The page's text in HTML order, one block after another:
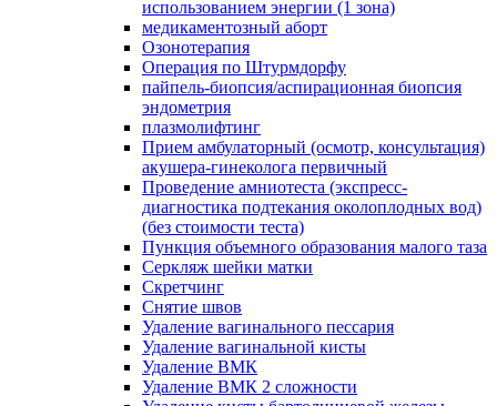
использованием энергии (1 зона)
медикаментозный аборт
Озонотерапия
Операция по Штурмдорфу
пайпель-биопсия/аспирационная биопсия
эндометрия
плазмолифтинг
Прием амбулаторный (осмотр, консультация)
акушера-гинеколога первичный
Проведение амниотеста (экспресс-
диагностика подтекания околоплодных вод)
(без стоимости теста)
Пункция объемного образования малого таза
Серкляж шейки матки
Скретчинг
Снятие швов
Удаление вагинального пессария
Удаление вагинальной кисты
Удаление ВМК
Удаление ВМК 2 сложности